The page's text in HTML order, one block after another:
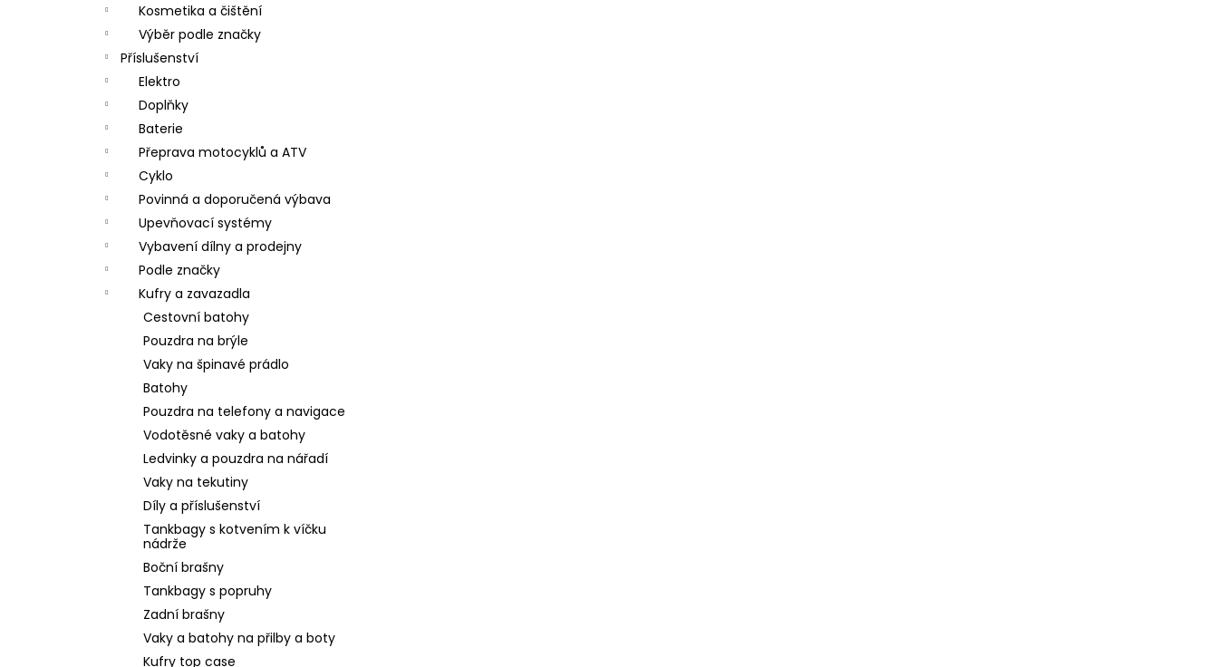
Kosmetika a čištění
Výběr podle značky
Příslušenství
Elektro
Doplňky
Baterie
Přeprava motocyklů a ATV
Cyklo
Povinná a doporučená výbava
Upevňovací systémy
Vybavení dílny a prodejny
Podle značky
Kufry a zavazadla
Cestovní batohy
Pouzdra na brýle
Vaky na špinavé prádlo
Batohy
Pouzdra na telefony a navigace
Vodotěsné vaky a batohy
Ledvinky a pouzdra na nářadí
Vaky na tekutiny
Díly a příslušenství
Tankbagy s kotvením k víčku
nádrže
Boční brašny
Tankbagy s popruhy
Zadní brašny
Vaky a batohy na přilby a boty
Kufry top case